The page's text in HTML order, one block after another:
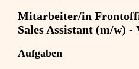
Mitarbeiter/in
Sales Assistant (m/w) -
Aufgaben